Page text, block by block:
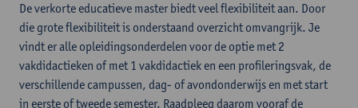
De verkorte educatieve master biedt veel flexibiliteit aan. Door
die grote flexibiliteit is onderstaand overzicht omvangrijk. Je
vindt er alle opleidingsonderdelen voor de optie met 2
vakdidactieken of met 1 vakdidactiek en een profileringsvak, de
verschillende campussen, dag- of avondonderwijs en met start
in eerste of tweede semester. Raadpleeg daarom vooraf de